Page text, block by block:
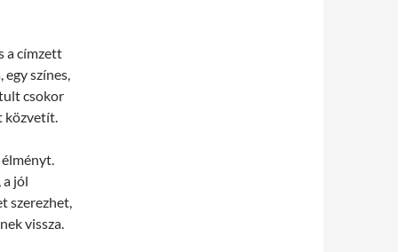
a címzett
színes,
csokor
közvetít.
jól
szerezhet,
vissza.